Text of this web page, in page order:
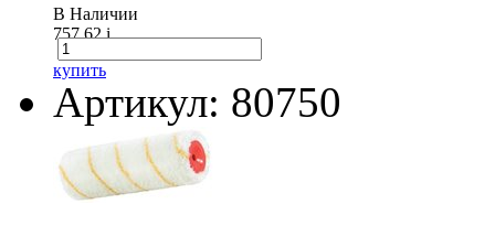
В Наличии
757.62i
купить
Артикул: 80750